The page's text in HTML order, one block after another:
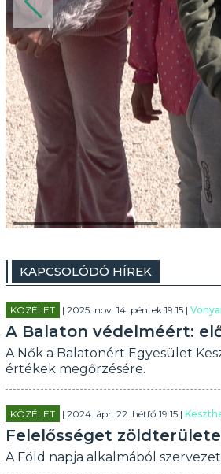
KAPCSOLÓDÓ HÍREK
KÖZÉLET | 2025. nov. 14. péntek 19:15 |
A Balaton védelméért:
A Nők a Balatonért Egyesület
értékek megőrzésére.
KÖZÉLET | 2024. ápr. 22. hétfő 19:15 |
Felelősséget
A Föld napja alkalmából